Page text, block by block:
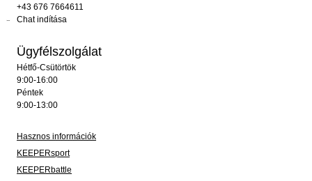
+43 676 7664611
Chat indítása
Ügyfélszolgálat
Hétfő-Csütörtök
9:00-16:00
Péntek
9:00-13:00
Hasznos információk
KEEPERsport
KEEPERbattle